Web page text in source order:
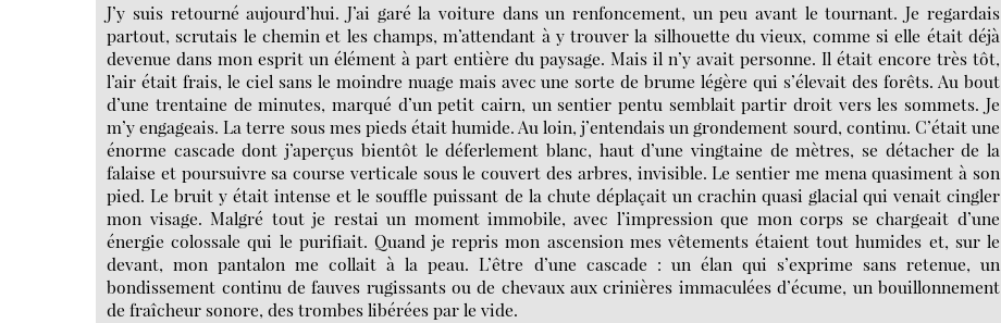
J’y suis retourné aujourd’hui. J’ai garé la voiture dans un renfoncement, un peu avant le tournant. Je regardais
partout, scrutais le chemin et les champs, m’attendant à y trouver la silhouette du vieux, comme si elle était déjà
devenue dans mon esprit un élément à part entière du paysage. Mais il n’y avait personne. Il était encore très tôt,
l’air était frais, le ciel sans le moindre nuage mais avec une sorte de brume légère qui s’élevait des forêts. Au bout
d’une trentaine de minutes, marqué d’un petit cairn, un sentier pentu semblait partir droit vers les sommets. Je
m’y engageais. La terre sous mes pieds était humide. Au loin, j’entendais un grondement sourd, continu. C’était une
énorme cascade dont j’aperçus bientôt le déferlement blanc, haut d’une vingtaine de mètres, se détacher de la
falaise et poursuivre sa course verticale sous le couvert des arbres, invisible. Le sentier me mena quasiment à son
pied. Le bruit y était intense et le souffle puissant de la chute déplaçait un crachin quasi glacial qui venait cingler
mon visage. Malgré tout je restai un moment immobile, avec l’impression que mon corps se chargeait d’une
énergie colossale qui le purifiait. Quand je repris mon ascension mes vêtements étaient tout humides et, sur le
devant, mon pantalon me collait à la peau. L’être d’une cascade : un élan qui s’exprime sans retenue, un
bondissement continu de fauves rugissants ou de chevaux aux crinières immaculées d’écume, un bouillonnement
de fraîcheur sonore, des trombes libérées par le vide.